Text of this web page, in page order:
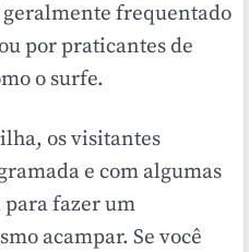
frequentado
por praticantes de
o surfe.
os visitantes
e com algumas
fazer um
acampar. Se você